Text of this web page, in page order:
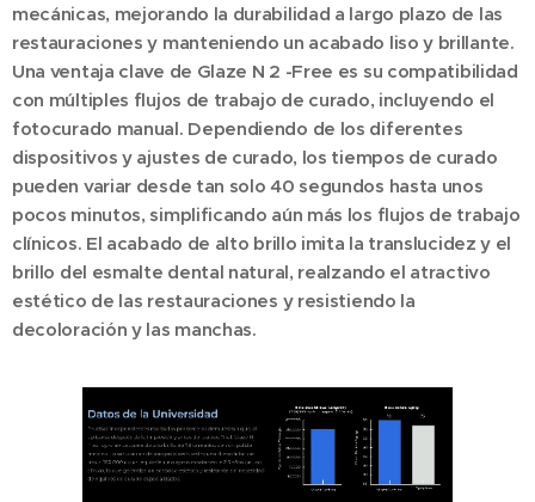
mecánicas, mejorando la durabilidad a largo plazo de las
restauraciones y manteniendo un acabado liso y brillante.
Una ventaja clave de Glaze N 2 -Free es su compatibilidad
con múltiples flujos de trabajo de curado, incluyendo el
fotocurado manual. Dependiendo de los diferentes
dispositivos y ajustes de curado, los tiempos de curado
pueden variar desde tan solo 40 segundos hasta unos
pocos minutos, simplificando aún más los flujos de trabajo
clínicos. El acabado de alto brillo imita la translucidez y el
brillo del esmalte dental natural, realzando el atractivo
estético de las restauraciones y resistiendo la
decoloración y las manchas.